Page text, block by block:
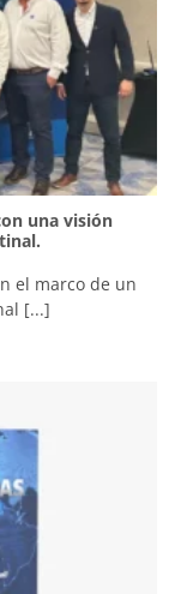
una visión
el marco de un
[...]